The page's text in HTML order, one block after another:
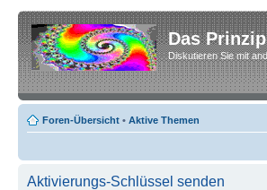
Das
Diskutieren Sie mit
Foren-Übersicht • Aktive Themen
Aktivierungs-Schlüssel senden